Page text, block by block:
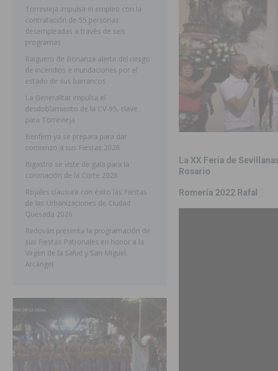
SAN MIGUEL DE SALINAS
[ 06/08/2026 ] La Diputación de Alicante inyectará más de 737.000
San Miguel de Salinas abre las inscripciones para el
Patronales 2026
SAN MIGUEL DE SALINAS
[ 07/08/2026 ]
El Ayuntamiento de Almoradí mejora la accesibilidad de
ALMORADÍ
[ 07/08/2026 ]
Educación destina 1,2 millones adicionales al CEIP nº 2
[ 07/08/2026 ] La Policía Nacional desarticula un grupo criminal
[ 07/08/2026 ]
Torrevieja impulsa el empleo con la contratación de 55
TORREVIEJA
La XX Feria de
Rosario
Romería 2022 Rafal
Torrevieja impulsa el empleo con la
contratación de 55 personas
desempleadas a través de seis
programas
Raiguero de Bonanza alerta del riesgo
de incendios e inundaciones por el
estado de sus barrancos
La Generalitat impulsa el
desdoblamiento de la CV-95, clave
para Torrevieja
Benferri ya se prepara para dar
comienzo a sus Fiestas 2026
Bigastro se viste de gala para la
coronación de la Corte 2026
Rojales clausura con éxito las Fiestas
de las Urbanizaciones de Ciudad
Quesada 2026
Redován presenta la programación de
sus Fiestas Patronales en honor a la
Virgen de la Salud y San Miguel
Arcángel